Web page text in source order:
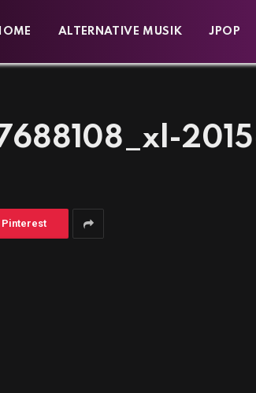
ALTERNATIVE MUSIK JPOP
Pinterest